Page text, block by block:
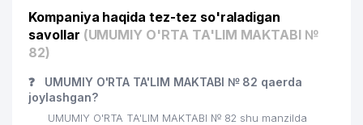
23 PERFECT AVIA TOUR MChJ
24
25 BUTSIFAL GROUP QK MChJ 363 м
26 ANGLESEY FOOD MChJ 365 м
Kompaniya haqida tez-tez so'raladigan
savollar (UMUMIY O'RTA TA'LIM MAKTABI №
82)
❓
UMUMIY O'RTA TA'LIM MAKTABI № 82 qaerda
joylashgan?
UMUMIY O'RTA TA'LIM MAKTABI № 82 shu manzilda